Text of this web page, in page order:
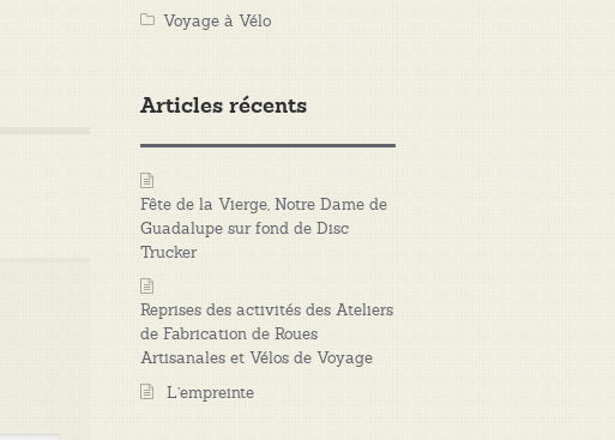
Voyage à Vélo
Articles récents
Fête de la Vierge, Notre Dame de
Guadalupe sur fond de Disc
Trucker
Reprises des activités des Ateliers
de Fabrication de Roues
Artisanales et Vélos de Voyage
L’empreinte